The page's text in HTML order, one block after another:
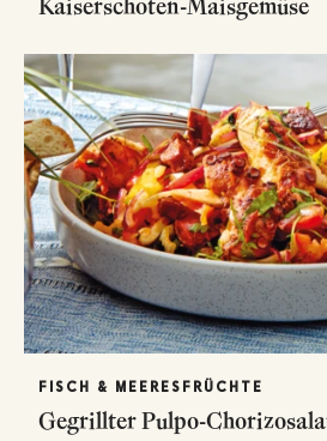
Kaiserschoten-Maisgemüse
FISCH & MEERESFRÜCHTE
Gegrillter Pulpo-